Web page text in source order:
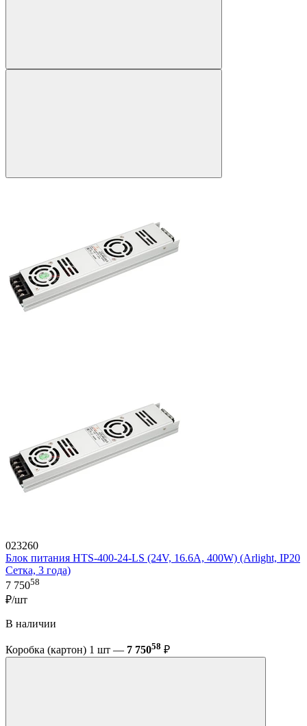
023260
Блок питания HTS-400-24-LS (24V, 16.6A, 400W) (Arlight, IP20
Сетка, 3 года)
7 75058
₽/шт
В наличии
Коробка (картон) 1 шт — 7 75058 ₽